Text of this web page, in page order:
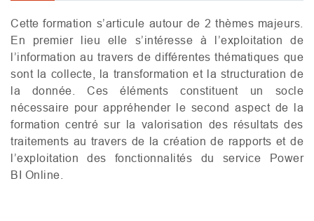
Cette formation s’articule autour de 2 thèmes majeurs.
En premier lieu elle s’intéresse à l’exploitation de
l’information au travers de différentes thématiques que
sont la collecte, la transformation et la structuration de
la donnée. Ces éléments constituent un socle
nécessaire pour appréhender le second aspect de la
formation centré sur la valorisation des résultats des
traitements au travers de la création de rapports et de
l’exploitation des fonctionnalités du service Power
BI Online.